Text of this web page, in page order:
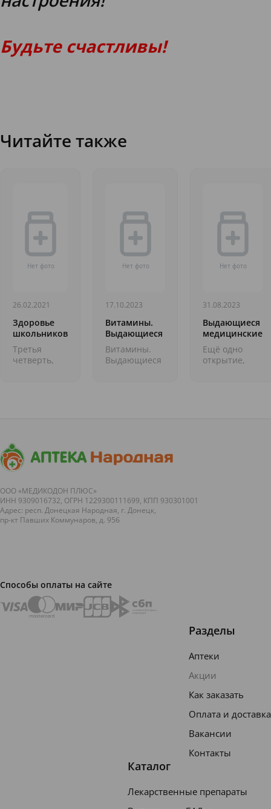
Будьте счастливы!
Читайте также
26.02.2021
Здоровье
школьников
Третья
четверть,
Впрочем, и
для
родителей
вс...
17.10.2023
Витамины.
Выдающиеся
медицинские
открытия
Витамины.
Выдающиеся
медицине,
пе...
31.08.2023
Выдающиеся
медицинские
открытия.
Аспирин
Ещё одно
открытие,
ООО «МЕДИКОДОН ПЛЮС»
ИНН 9309016732, ОГРН 1229300111699, КПП 930301001
Адрес: респ. Донецкая Народная, г. Донецк,
пр-кт Павших Коммунаров, д. 95б
Способы оплаты на сайте
Разделы
Аптеки
Акции
Как заказать
Оплата и доставка
Вакансии
Контакты
Каталог
Лекарственные препараты